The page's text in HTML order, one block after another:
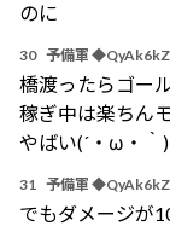
のに
30 予備軍
橋渡ったらゴー
稼ぎ中は楽ちん
やばい(´・ω・｀
31 予備軍
でもダメージが